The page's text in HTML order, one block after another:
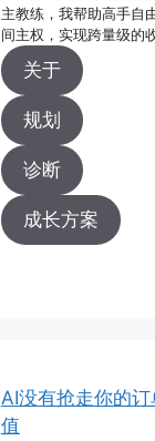
主教练，我帮助高手自
间主权，实现跨量级的
关于
规划
诊断
成长方案
AI没有抢走你的
值